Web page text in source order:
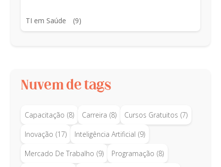
TI em Saúde (9)
Nuvem de tags
Capacitação (8) Carreira (8) Cursos Gratuitos (7)
Inovação (17) Inteligência Artificial (9)
Mercado De Trabalho (9) Programação (8)